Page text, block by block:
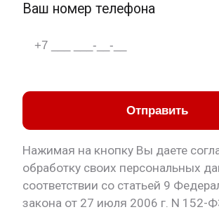
Ваш номер телефона
Отправить
Нажимая на кнопку Вы даете
обработку своих персональных
соответствии со статьей 9
закона от 27 июля 2006 г. N 152-